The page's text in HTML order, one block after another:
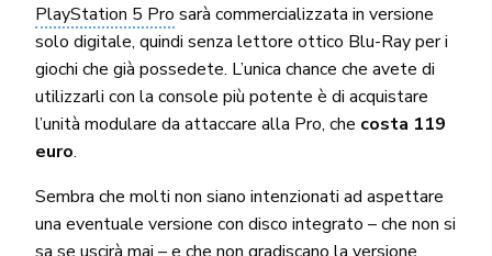
PlayStation 5 Pro sarà commercializzata in versione
solo digitale, quindi senza lettore ottico Blu-Ray per i
giochi che già possedete. L’unica chance che avete di
utilizzarli con la console più potente è di acquistare
l’unità modulare da attaccare alla Pro, che costa 119
euro.
Sembra che molti non siano intenzionati ad aspettare
una eventuale versione con disco integrato – che non si
sa se uscirà mai – e che non gradiscano la versione